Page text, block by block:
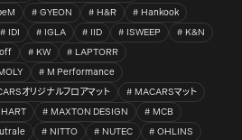
GYEON H&R
Hankook
IDI IGLA IID ISWEEP
K&N
KW
LAPTORR
M Performance
オリジナルフロアマット
MACARSマット
MAXTON DESIGN
MCB
NITTO NUTEC
OHLINS